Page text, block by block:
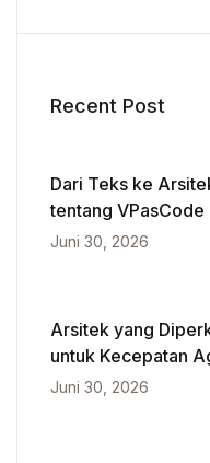
Recent Post
Dari Teks ke
tentang
Kecerdasan Buatan
Juni 30, 2026
Arsitek yang
untuk Kecepatan
Juni 30, 2026